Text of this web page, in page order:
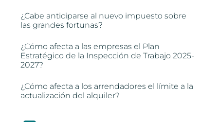
¿Cabe anticiparse al nuevo impuesto sobre
las grandes fortunas?
¿Cómo afecta a las empresas el Plan
Estratégico de la Inspección de Trabajo 2025-
2027?
¿Cómo afecta a los arrendadores el límite a la
actualización del alquiler?